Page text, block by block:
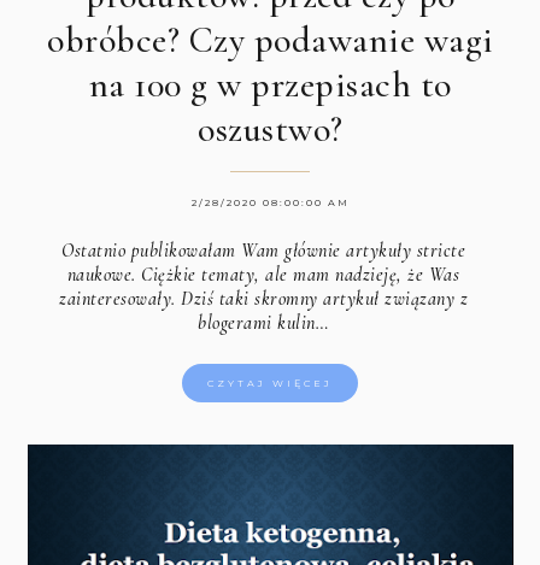
obróbce? Czy podawanie wagi
na 100 g w przepisach to
oszustwo?
2/28/2020 08:00:00 AM
Ostatnio publikowałam Wam głównie artykuły stricte
naukowe. Ciężkie tematy, ale mam nadzieję, że Was
zainteresowały. Dziś taki skromny artykuł związany z
blogerami kulin…
CZYTAJ WIĘCEJ